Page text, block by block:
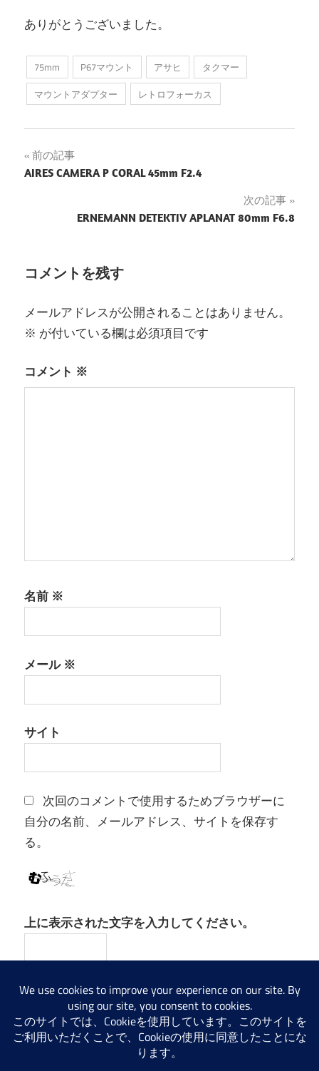
ありがとうございました。
75mm P67マウント アサヒ
タクマー
マウントアダプター
レトロフォーカス
投
稿
ゲ
シ
ン
前の記事
AIRES CAMERA P CORAL 45mm F2.4
次の記事
ERNEMANN DETEKTIV APLANAT 80mm F6.8
コメントを残す
メールアドレスが公開されることはありません。
※ が付いている欄は必須項目です
コメント ※
名前 ※
メール※
サイト
次回のコメントで使用するためブラウザーに
自分の名前、メールアドレス、サイトを保存す
る。
上に表示された文字を入力してください。